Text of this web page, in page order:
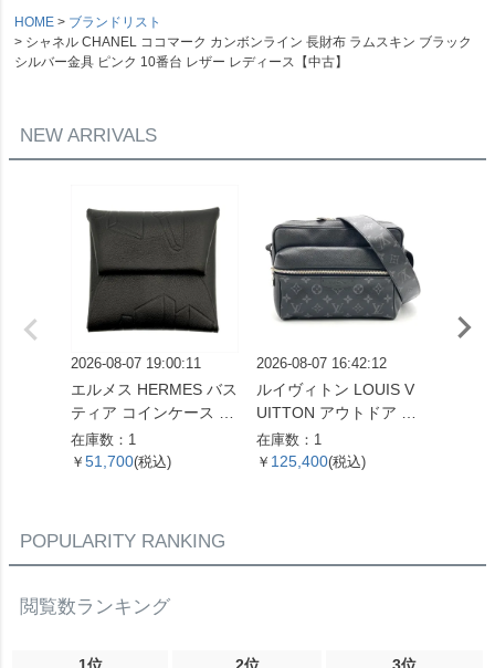
HOME
ブランドリスト
シャネル CHANEL ココマーク カンボンライン 長財布 ラムスキン ブラック
シルバー金具 ピンク 10番台 レザー レディース【中古】
NEW ARRIVALS
2026-08-07 19:00:11
エルメス HERMES バス
ティア コインケース ス
イフト X刻印 ノワール
THE NATURE OF MEN
在庫数：1
￥ 51,700(税込)
2026-08-07 16:42:12
ルイヴィトン LOUIS V
UITTON アウトドア メ
ッセンジャー PM ショ
ルダーバッグ タイガ ラ
在庫数：1
￥ 125,400(税込)
POPULARITY RANKING
閲覧数ランキング